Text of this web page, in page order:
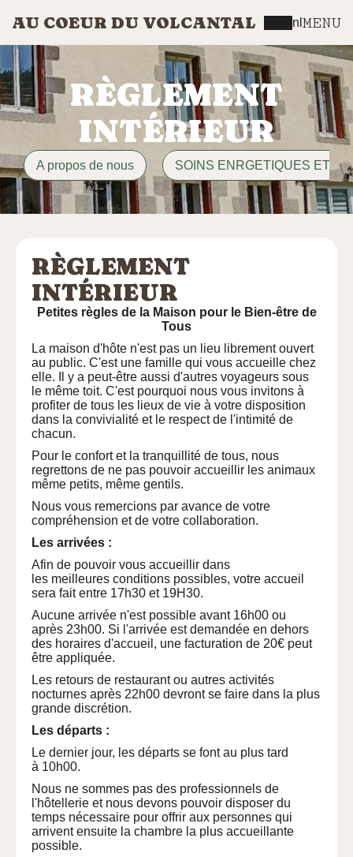
AU COEUR DU VOLCANTAL nl MENU
RÈGLEMENT
INTÉRIEUR
A propos de nous SOINS ENRGETIQUES ET
RÈGLEMENT
INTÉRIEUR
Petites règles de la Maison pour le Bien-être de
Tous
La maison d'hôte n'est pas un lieu librement ouvert
au public. C'est une famille qui vous accueille chez
elle. Il y a peut-être aussi d'autres voyageurs sous
le même toit. C'est pourquoi nous vous invitons à
profiter de tous les lieux de vie à votre disposition
dans la convivialité et le respect de l'intimité de
chacun.
Pour le confort et la tranquillité de tous, nous
regrettons de ne pas pouvoir accueillir les animaux
même petits, même gentils.
Nous vous remercions par avance de votre
compréhension et de votre collaboration.
Les arrivées :
Afin de pouvoir vous accueillir dans
les meilleures conditions possibles, votre accueil
sera fait entre 17h30 et 19H30.
Aucune arrivée n'est possible avant 16h00 ou
après 23h00. Si l'arrivée est demandée en dehors
des horaires d'accueil, une facturation de 20€ peut
être appliquée.
Les retours de restaurant ou autres activités
nocturnes après 22h00 devront se faire dans la plus
grande discrétion.
Les départs :
Le dernier jour, les départs se font au plus tard
à 10h00.
Nous ne sommes pas des professionnels de
l'hôtellerie et nous devons pouvoir disposer du
temps nécessaire pour offrir aux personnes qui
arrivent ensuite la chambre la plus accueillante
possible.